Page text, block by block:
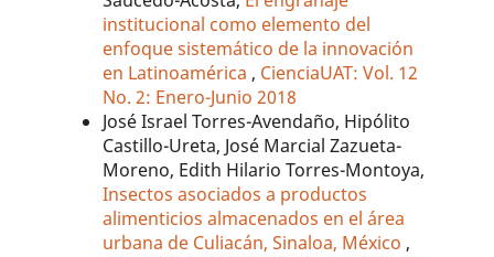
institucional como elemento del
enfoque sistemático de la innovación
en Latinoamérica , CienciaUAT: Vol. 12
No. 2: Enero-Junio 2018
José Israel Torres-Avendaño, Hipólito
Castillo-Ureta, José Marcial Zazueta-
Moreno, Edith Hilario Torres-Montoya,
Insectos asociados a productos
alimenticios almacenados en el área
urbana de Culiacán, Sinaloa, México ,